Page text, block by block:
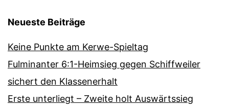
Neueste Beiträge
Keine Punkte am Kerwe-Spieltag
Fulminanter 6:1-Heimsieg gegen Schiffweiler
sichert den Klassenerhalt
Erste unterliegt – Zweite holt Auswärtssieg